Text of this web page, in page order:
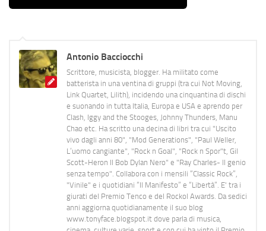
Antonio Bacciocchi
Scrittore, musicista, blogger. Ha militato come
batterista in una ventina di gruppi (tra cui Not Moving,
Link Quartet, Lilith), incidendo una cinquantina di dischi
e suonando in tutta Italia, Europa e USA e aprendo per
Clash, Iggy and the Stooges, Johnny Thunders, Manu
Chao etc. Ha scritto una decina di libri tra cui "Uscito
vivo dagli anni 80", "Mod Generations", "Paul Weller,
L’uomo cangiante", "Rock n Goal", "Rock n Spor"t, Gil
Scott-Heron Il Bob Dylan Nero" e "Ray Charles- Il genio
senza tempo". Collabora con i mensili “Classic Rock”,
"Vinile" e i quotidiani “Il Manifesto” e “Libertà”. E' tra i
giurati del Premio Tenco e del Rockol Awards. Da sedici
anni aggiorna quotidianamente il suo blog
www.tonyface.blogspot.it dove parla di musica,